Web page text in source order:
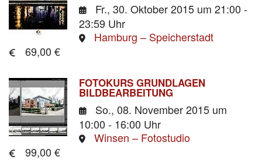
Fr., 30. Oktober 2015 um 21:00 -
23:59 Uhr
Hamburg – Speicherstadt
69,00 €
FOTOKURS GRUNDLAGEN
BILDBEARBEITUNG
So., 08. November 2015 um
10:00 - 16:00 Uhr
Winsen – Fotostudio
99,00 €